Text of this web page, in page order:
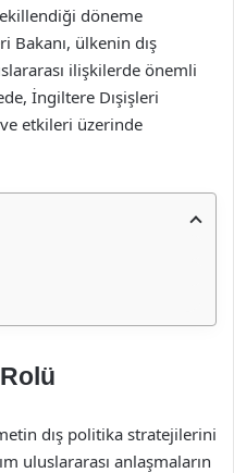
döneme
Bakanı, ülkenin dış
ilişkilerde önemli
İngiltere Dışişleri
ve etkileri üzerinde
dış politika stratejilerini
uluslararası anlaşmaların